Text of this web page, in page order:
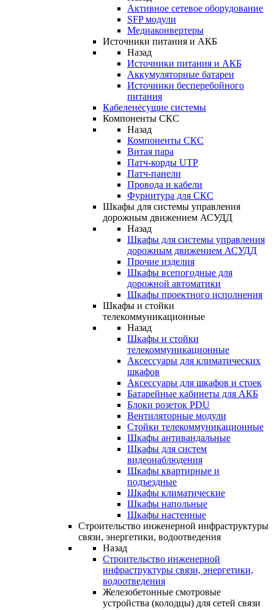
Активное сетевое оборудование
SFP модули
Медиаконвертеры
Источники питания и АКБ
Назад
Источники питания и АКБ
Аккумуляторные батареи
Источники бесперебойного
питания
Кабеленесущие системы
Компоненты СКС
Назад
Компоненты СКС
Витая пара
Патч-корды UTP
Патч-панели
Провода и кабели
Фурнитура для СКС
Шкафы для системы управления
дорожным движением АСУДД
Назад
Шкафы для системы управления
дорожным движением АСУДД
Прочие изделия
Шкафы всепогодные для
дорожной автоматики
Шкафы проектного исполнения
Шкафы и стойки
телекоммуникационные
Назад
Шкафы и стойки
телекоммуникационные
Аксессуары для климатических
шкафов
Аксессуары для шкафов и стоек
Батарейные кабинеты для АКБ
Блоки розеток PDU
Вентиляторные модули
Стойки телекоммуникационные
Шкафы антивандальные
Шкафы для систем
видеонаблюдения
Шкафы квартирные и
подъездные
Шкафы климатические
Шкафы напольные
Шкафы настенные
Строительство инженерной инфраструктуры
связи, энергетики, водоотведения
Назад
Строительство инженерной
инфраструктуры связи, энергетики,
водоотведения
Железобетонные смотровые
устройства (колодцы) для сетей связи